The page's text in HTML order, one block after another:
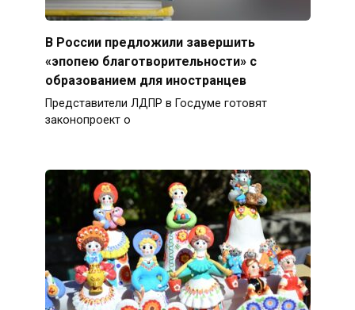
В России предложили завершить
«эпопею благотворительности» с
образованием для иностранцев
Представители ЛДПР в Госдуме готовят
законопроект о